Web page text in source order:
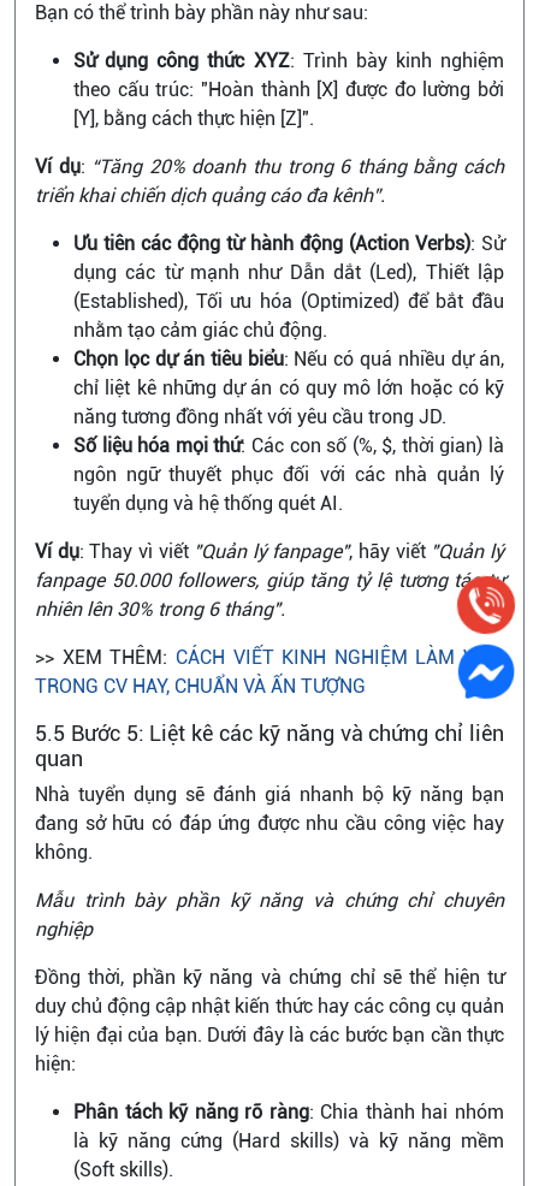
Bạn có thể trình bày phần này như sau:
Sử dụng công thức XYZ: Trình bày kinh nghiệm
theo cấu trúc: "Hoàn thành [X] được đo lường bởi
[Y], bằng cách thực hiện [Z]".
Ví dụ: “Tăng 20% doanh thu trong 6 tháng bằng cách
triển khai chiến dịch quảng cáo đa kênh”.
Ưu tiên các động từ hành động (Action Verbs): Sử
dụng các từ mạnh như Dẫn dắt (Led), Thiết lập
(Established), Tối ưu hóa (Optimized) để bắt đầu
nhằm tạo cảm giác chủ động.
Chọn lọc dự án tiêu biểu: Nếu có quá nhiều dự án,
chỉ liệt kê những dự án có quy mô lớn hoặc có kỹ
năng tương đồng nhất với yêu cầu trong JD.
Số liệu hóa mọi thứ: Các con số (%, $, thời gian) là
ngôn ngữ thuyết phục đối với các nhà quản lý
tuyển dụng và hệ thống quét AI.
Ví dụ: Thay vì viết "Quản lý fanpage", hãy viết "Quản lý
fanpage 50.000 followers, giúp tăng tỷ lệ tương tác tự
nhiên lên 30% trong 6 tháng".
>> XEM THÊM: CÁCH VIẾT KINH NGHIỆM LÀM VIỆC
TRONG CV HAY, CHUẨN VÀ ẤN TƯỢNG
5.5 Bước 5: Liệt kê các kỹ năng và chứng chỉ liên
quan
Nhà tuyển dụng sẽ đánh giá nhanh bộ kỹ năng bạn
đang sở hữu có đáp ứng được nhu cầu công việc hay
không.
Mẫu trình bày phần kỹ năng và chứng chỉ chuyên
nghiệp
Đồng thời, phần kỹ năng và chứng chỉ sẽ thể hiện tư
duy chủ động cập nhật kiến thức hay các công cụ quản
lý hiện đại của bạn. Dưới đây là các bước bạn cần thực
hiện:
Phân tách kỹ năng rõ ràng: Chia thành hai nhóm
là kỹ năng cứng (Hard skills) và kỹ năng mềm
(Soft skills).